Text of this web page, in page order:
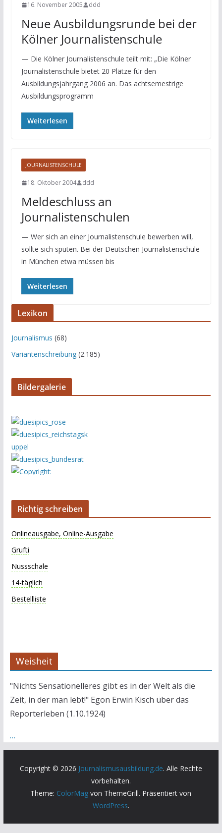
16. November 2005 ddd
Neue Ausbildungsrunde bei der
Kölner Journalistenschule
— Die Kölner Journalistenschule teilt mit: „Die Kölner
Journalistenschule bietet 20 Plätze für den
Ausbildungsjahrgang 2006 an. Das achtsemestrige
Ausbildungsprogramm
Weiterlesen
JOURNALISTENSCHULE
18. Oktober 2004 ddd
Meldeschluss an
Journalistenschulen
— Wer sich an einer Journalistenschule bewerben will,
sollte sich sputen. Bei der Deutschen Journalistenschule
in München etwa müssen bis
Weiterlesen
Lexikon
Journalismus (68)
Variantenschreibung(2.185)
Bildergalerie
Richtig schreiben
Onlineausgabe, Online-Ausgabe
Grufti
Nussschale
14-täglich
Bestellliste
Weisheit
"Nichts Sensationelleres gibt es in der Welt als die
Zeit, in der man lebt!" Egon Erwin Kisch über das
Reporterleben (1.10.1924)
…
Copyright © 2026 Journalismusausbildung.de. Alle Rechte
vorbehalten.
Theme: ColorMag von ThemeGrill. Präsentiert von
WordPress.